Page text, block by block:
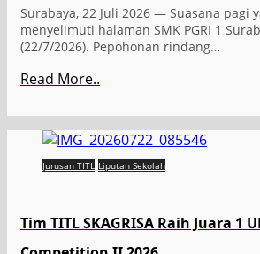
Surabaya, 22 Juli 2026 — Suasana pagi
menyelimuti halaman SMK PGRI 1
(22/7/2026). Pepohonan rindang…
Read More..
Jurusan TITL Liputan Sekolah
Tim TITL SKAGRISA Raih Juara 1